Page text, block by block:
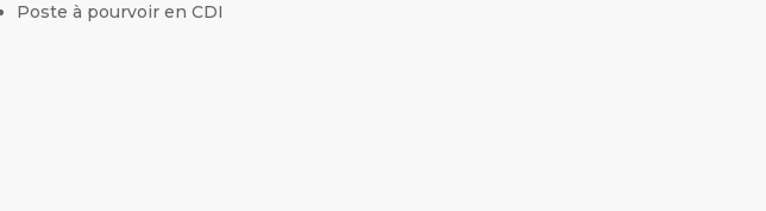
Poste à pourvoir en CDI